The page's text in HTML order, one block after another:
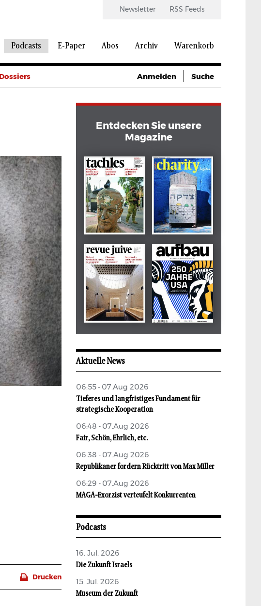
Newsletter RSS Feeds
Podcasts E-Paper Abos Archiv Warenkorb
Dossiers Anmelden Suche
📠 Drucken
Entdecken Sie unsere
Magazine
Dezember 2024
tachles
März 2026
Beilage
Mai 2026 Mai 2026
Aktuelle News
06:55 - 07.Aug 2026
Tieferes und langfristiges Fundament für
strategische Kooperation
06:48 - 07.Aug 2026
Fair, Schön, Ehrlich, etc.
06:38 - 07.Aug 2026
Republikaner fordern Rücktritt von Max Miller
06:29 - 07.Aug 2026
MAGA-Exorzist verteufelt Konkurrenten
Podcasts
16. Jul. 2026
Die Zukunft Israels
15. Jul. 2026
Museum der Zukunft